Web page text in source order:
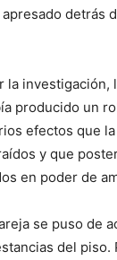
detrás
la investigación,
producido un
efectos que
y que
en poder de
se puso de
del piso.